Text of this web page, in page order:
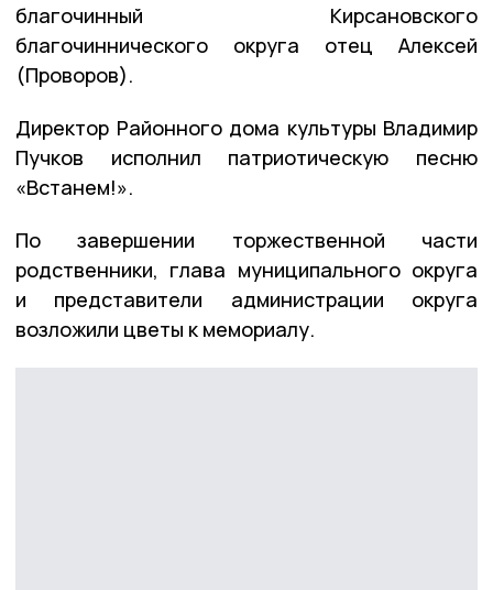
благочинный Кирсановского
благочиннического округа отец Алексей
(Проворов).
Директор Районного дома культуры Владимир
Пучков исполнил патриотическую песню
«Встанем!».
По завершении торжественной части
родственники, глава муниципального округа
и представители администрации округа
возложили цветы к мемориалу.